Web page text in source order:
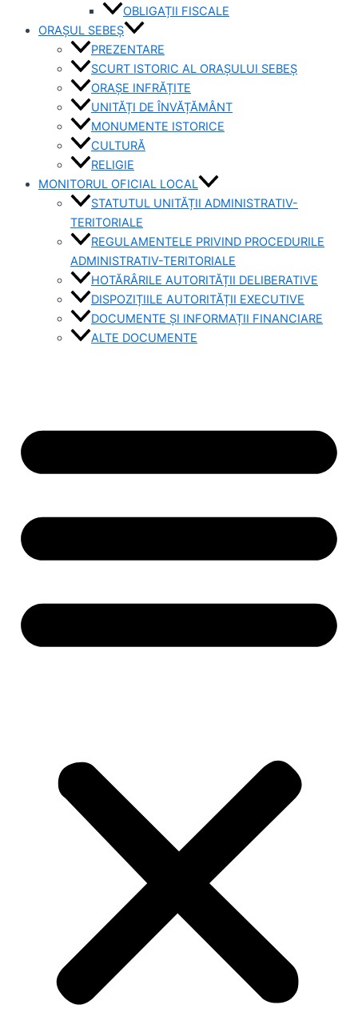
OBLIGAȚII FISCALE
ORAȘUL SEBEȘ
PREZENTARE
SCURT ISTORIC AL ORAȘULUI SEBEȘ
ORAȘE INFRĂȚITE
UNITĂȚI DE ÎNVĂȚĂMÂNT
MONUMENTE ISTORICE
CULTURĂ
RELIGIE
MONITORUL OFICIAL LOCAL
STATUTUL UNITĂȚII ADMINISTRATIV-
TERITORIALE
REGULAMENTELE PRIVIND PROCEDURILE
ADMINISTRATIV-TERITORIALE
HOTĂRÂRILE AUTORITĂȚII DELIBERATIVE
DISPOZIȚIILE AUTORITĂȚII EXECUTIVE
DOCUMENTE ȘI INFORMAȚII FINANCIARE
ALTE DOCUMENTE